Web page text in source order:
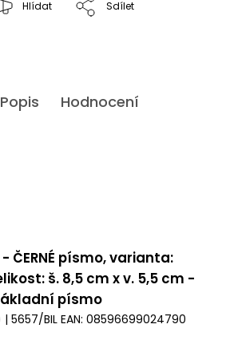
Hlídat Sdílet
Popis Hodnocení
ČERNÉ písmo, varianta:
š. 8,5 cm x v. 5,5 cm -
písmo
| 5657/BIL EAN: 08596699024790